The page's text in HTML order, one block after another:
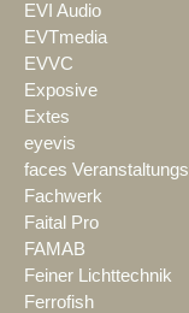
EVI Audio
EVTmedia
EVVC
Exposive
Extes
eyevis
faces
Fachwerk
Faital Pro
FAMAB
Feiner Lichttechnik
Ferrofish